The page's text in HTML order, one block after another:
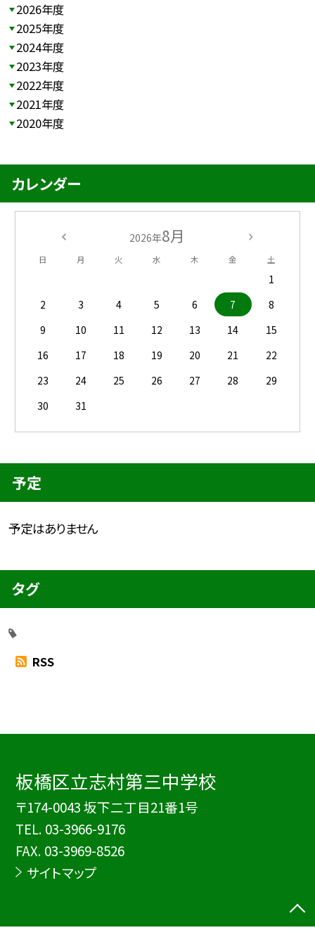
2026年度
2025年度
2024年度
2023年度
2022年度
2021年度
2020年度
カレンダー
2026年8月
日 月 火 水 木 金 土
1
2
3 4 5 6 7
8
9
10 11 12 13 14
15
16
17 18 19 20 21
22
23
24 25 26 27 28
29
30
31
予定
予定はありません
タグ
RSS
板橋区立志村第三中学校
〒174-0043 坂下二丁目21番1号
TEL. 03-3966-9176
FAX. 03-3969-8526
サイトマップ